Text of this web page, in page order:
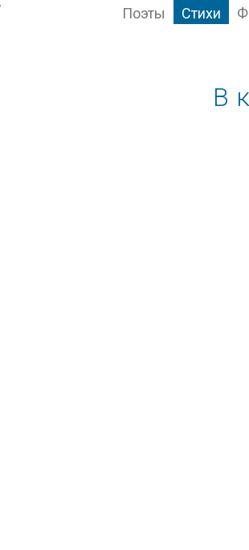
Поэты Стихи
В